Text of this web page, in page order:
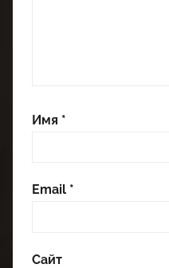
Имя *
Email *
Сайт